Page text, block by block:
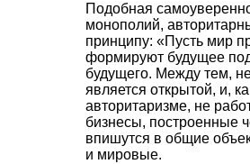
Подобная
монополий,
принципу: «Пусть мир
формируют будущее
будущего. Между тем,
является открытой, и,
авторитаризме, не
бизнесы, построенные
впишутся в общие
и мировые.